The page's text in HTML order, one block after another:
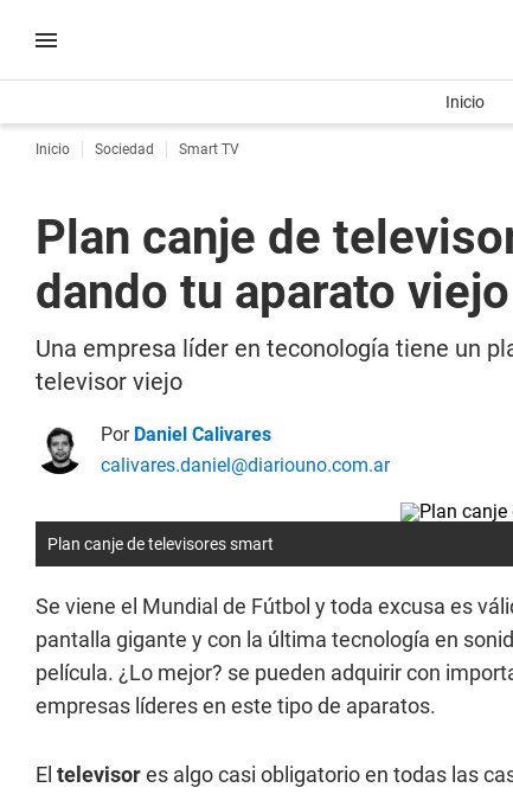
Inicio
Inicio Sociedad Smart TV
Plan canje de
dando tu aparato viejo
Una empresa líder en teconología tiene un
televisor viejo
Por Daniel Calivares
calivares.daniel@diariouno.com.ar
Plan canje de televisores smart
Se viene el Mundial de Fútbol y toda excusa es
pantalla gigante y con la última tecnología en
película. ¿Lo mejor? se pueden adquirir con
empresas líderes en este tipo de aparatos.
El televisores algo casi obligatorio en todas las